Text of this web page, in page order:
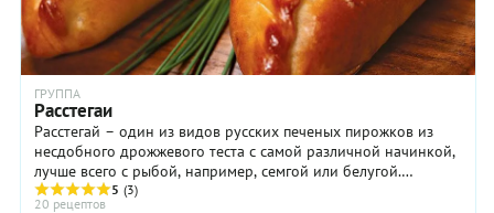
ГРУППА
Расстегаи
Расстегай – один из видов русских печеных пирожков из
несдобного дрожжевого теста с самой различной начинкой,
лучше всего с рыбой, например, семгой или белугой.
Гиляровский писал: «Трактир Егорова, ...
5 (3)
20 рецептов